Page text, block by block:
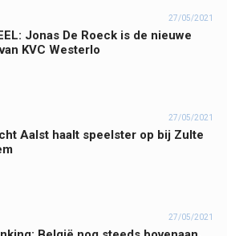
27/05/2021
Jonas De Roeck is de nieuwe
KVC Westerlo
27/05/2021
Aalst haalt speelster op bij Zulte
27/05/2021